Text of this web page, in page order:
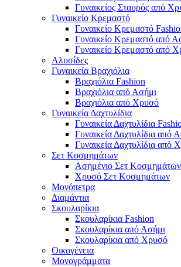
Γυναικείος Σταυρός από
Γυναικείο Κρεμαστό
Γυναικείο Κρεμαστό
Γυναικείο Κρεμαστό από
Γυναικείο Κρεμαστό από
Αλυσίδες
Γυναικεία Βραχιόλια
Βραχιόλια Fashion
Βραχιόλια από Ασήμι
Βραχιόλια από Χρυσό
Γυναικεία Δαχτυλίδια
Γυναικεία Δαχτυλίδια
Γυναικεία Δαχτυλίδια από
Γυναικεία Δαχτυλίδια από
Σετ Κοσμημάτων
Ασημένιο Σετ Κοσμημάτων
Χρυσό Σετ Κοσμημάτων
Μονόπετρα
Διαμάντια
Σκουλαρίκια
Σκουλαρίκια Fashion
Σκουλαρίκια από Ασήμι
Σκουλαρίκια από Χρυσό
Οικογένεια
Μονογράμματα